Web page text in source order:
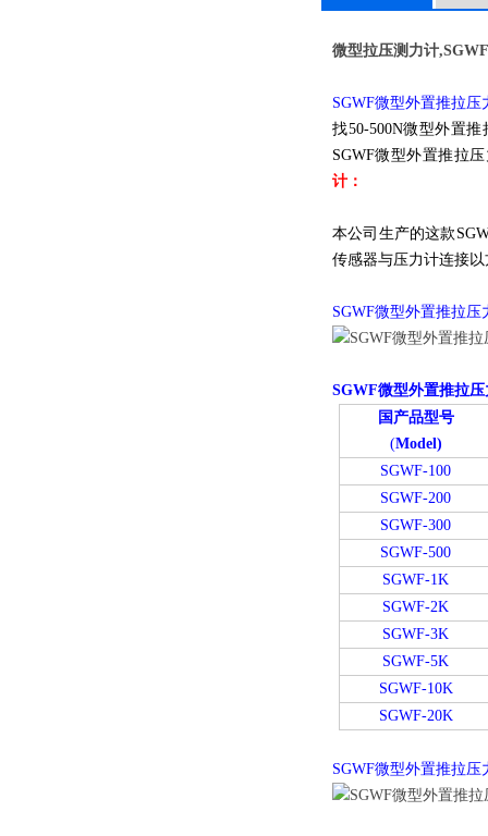
微型拉压测力计,
SGWF微型外置推拉压
找50-500N微型外置
SGWF微型外置推拉
计 ：
本公司生产的这款
传感器与压力计连接
SGWF微型外置推拉压
SGWF微型外置推拉
国产品型号
(Model)
SGWF-100
SGWF-200
SGWF-300
SGWF-500
SGWF-1K
SGWF-2K
SGWF-3K
SGWF-5K
SGWF-10K
SGWF-20K
SGWF微型外置推拉压